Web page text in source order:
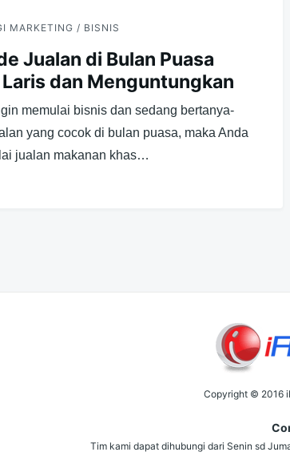
MARKETING / BISNIS
Jualan di Bulan Puasa
dan Menguntungkan
memulai bisnis dan sedang bertanya-
yang cocok di bulan puasa, maka Anda
jualan makanan khas…
Copyright © 2016
Tim kami dapat dihubungi dari Senin sd